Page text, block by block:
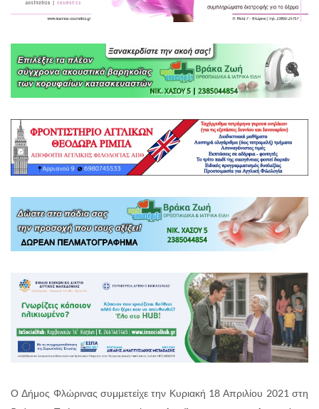
Ο Δήμος Φλώρινας συμμετείχε την Κυριακή 18 Απριλίου 2021 στη